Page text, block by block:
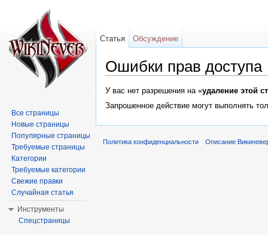
Ошибки прав доступа
У вас нет разрешения на «удаление этой
Запрошенное действие могут выполнять
Статья Обсуждение
Все страницы
Новые страницы
Популярные страницы
Требуемые страницы
Категории
Требуемые категории
Свежие правки
Случайная статья
Инструменты
Спецстраницы
Политика конфиденциальности Описание